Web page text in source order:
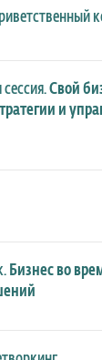
Свой
и
Бизнес во